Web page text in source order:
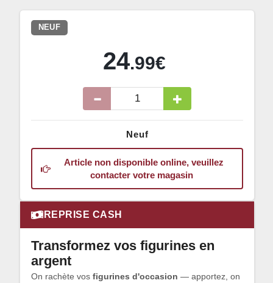
NEUF
24.99€
Neuf
Article non disponible online, veuillez
contacter votre magasin
REPRISE CASH
Transformez vos figurines en
argent
On rachète vos figurines d'occasion — apportez, on